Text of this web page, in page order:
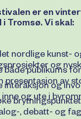
er en
Tromsø. Vi skal:
nordlige kunst-
og
både publikums
presentasjon av
interaksjon og
inne og ute i
, debatt- og